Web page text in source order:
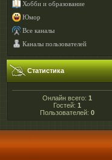
Хобби и образование
Юмор
Все каналы
Каналы пользователей
Статистика
Онлайн всего: 1
Гостей: 1
Пользователей: 0